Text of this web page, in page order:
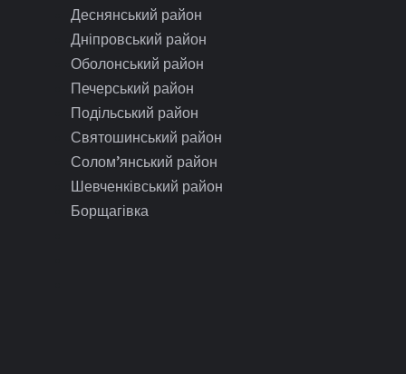
Деснянський район
Дніпровський район
Оболонський район
Печерський район
Подільський район
Святошинський район
Солом’янський район
Шевченківський район
Борщагівка